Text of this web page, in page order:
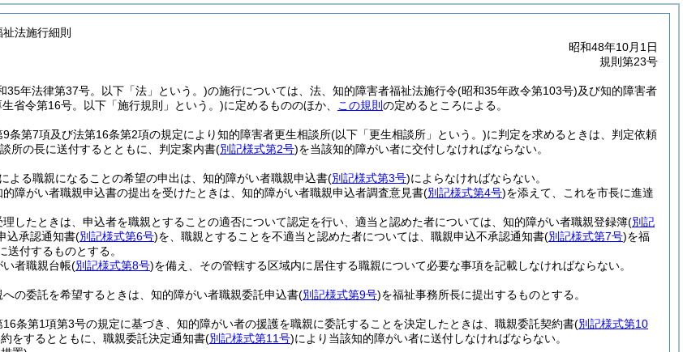
法施行細則
昭和48年10月1日
規則第23号
35年法律第37号。以下「法」という。)の施行については、法、知的障害者福祉法施行令(昭和35年政令第103号)及び知的障害者
省令第16号。以下「施行規則」という。)に定めるもののほか、 この規則 の定めるところによる。
条第7項及び法第16条第2項の規定により知的障害者更生相談所(以下「更生相談所」という。)に判定を求めるときは、判定依頼
所の長に送付するとともに、判定案内書(別記様式第2号)を当該知的障がい者に交付しなければならない。
よる職親になることの希望の申出は、知的障がい者職親申込書(別記様式第3号)によらなければならない。
的障がい者職親申込書の提出を受けたときは、知的障がい者職親申込者調査意見書(別記様式第4号)を添えて、これを市長に進達
したときは、申込者を職親とすることの適否について認定を行い、適当と認めた者については、知的障がい者職親登録簿(別記
込承認通知書(別記様式第6号)を、職親とすることを不適当と認めた者については、職親申込不承認通知書(別記様式第7号)を福
付するものとする。
者職親台帳(別記様式第8号)を備え、その管轄する区域内に居住する職親について必要な事項を記載しなければならない。
の委託を希望するときは、知的障がい者職親委託申込書(別記様式第9号)を福祉事務所長に提出するものとする。
条第1項第3号の規定に基づき、知的障がい者の援護を職親に委託することを決定したときは、職親委託契約書(別記様式第10
をするとともに、職親委託決定通知書(別記様式第11号)により当該知的障がい者に送付しなければならない。